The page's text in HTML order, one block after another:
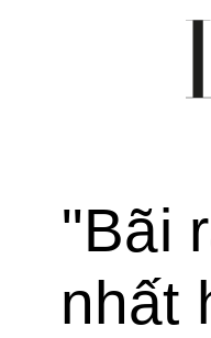
"Bãi
nhất